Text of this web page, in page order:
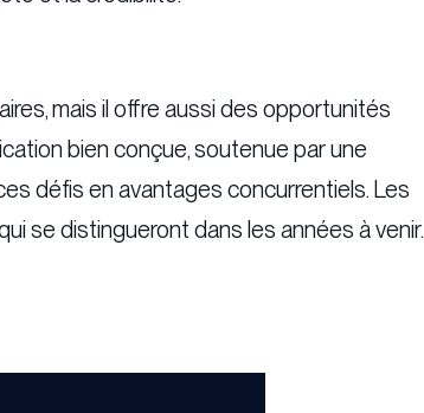
mais il offre aussi des opportunités
bien conçue, soutenue par une
défis en avantages concurrentiels. Les
se distingueront dans les années à venir.